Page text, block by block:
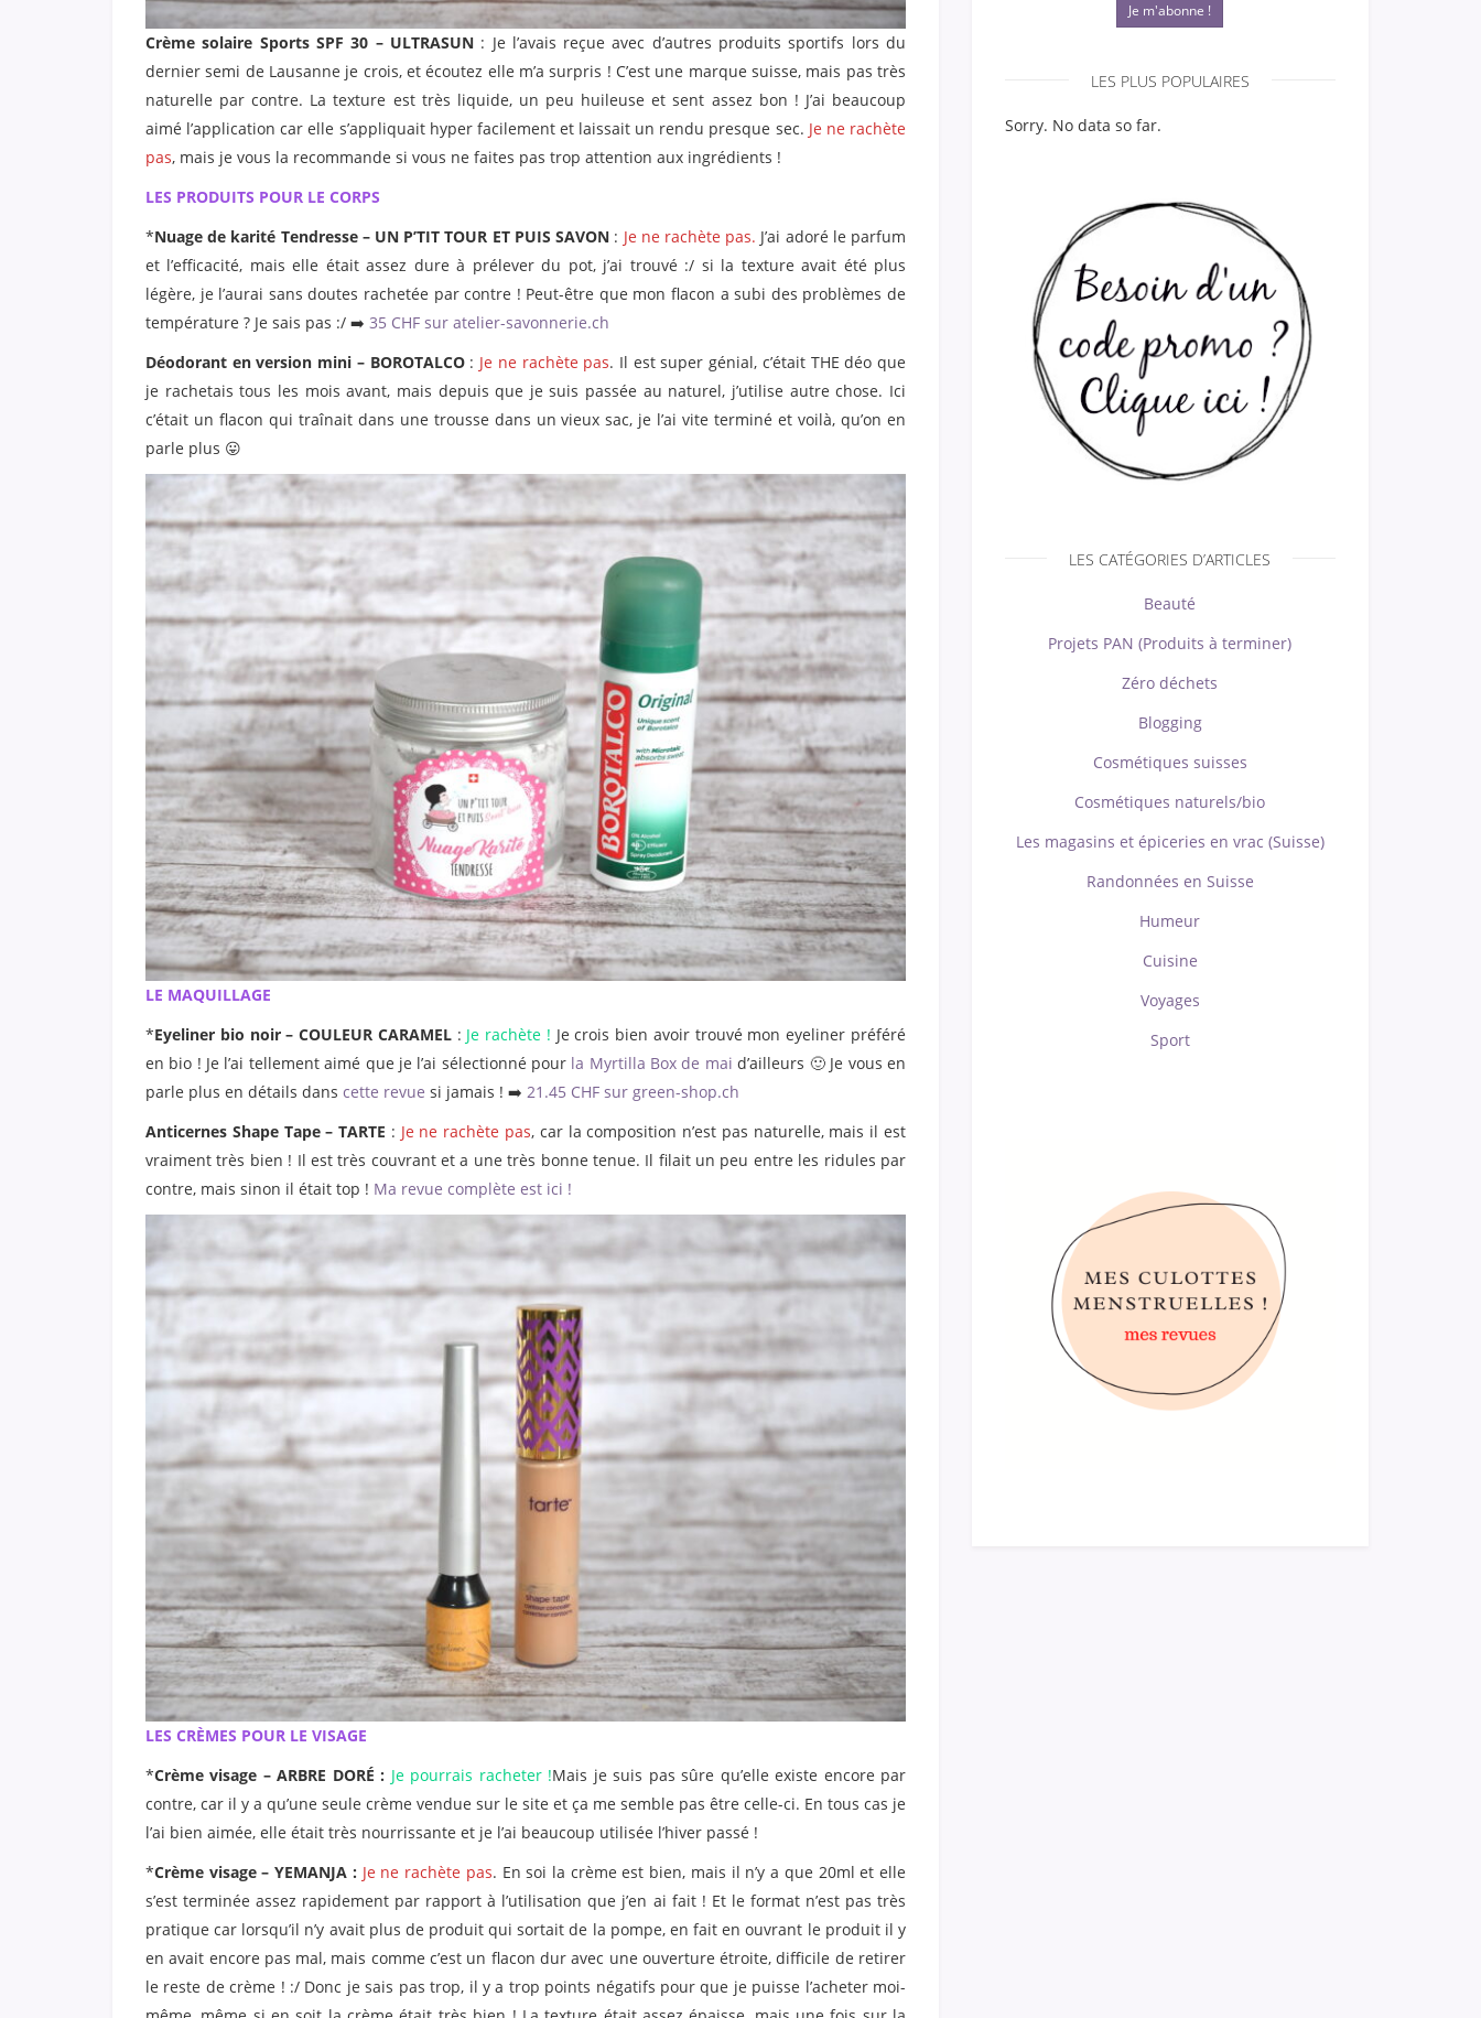
Crème solaire Sports SPF 30 – ULTRASUN: Je l’avais reçue avec d’autres produits sportifs lors du
dernier semi de Lausanne je crois, et écoutez elle m’a surpris ! C’est une marque suisse, mais pas très
naturelle par contre. La texture est très liquide, un peu huileuse et sent assez bon ! J’ai beaucoup
aimé l’application car elle s’appliquait hyper facilement et laissait un rendu presque sec. Je ne rachète
pas, mais je vous la recommande si vous ne faites pas trop attention aux ingrédients !
LES PRODUITS POUR LE CORPS
*Nuage de karité Tendresse – UN P’TIT TOUR ET PUIS SAVON : Je ne rachète pas. J’ai adoré le parfum
et l’efficacité, mais elle était assez dure à prélever du pot, j’ai trouvé :/ si la texture avait été plus
légère, je l’aurai sans doutes rachetée par contre ! Peut-être que mon flacon a subi des problèmes de
température ? Je sais pas :/ ➡️ 35 CHF sur atelier-savonnerie.ch
Déodorant en version mini – BOROTALCO : Je ne rachète pas. Il est super génial, c’était THE déo que
je rachetais tous les mois avant, mais depuis que je suis passée au naturel, j’utilise autre chose. Ici
c’était un flacon qui traînait dans une trousse dans un vieux sac, je l’ai vite terminé et voilà, qu’on en
parle plus 😛
LE MAQUILLAGE
*Eyeliner bio noir – COULEUR CARAMEL: Je rachète ! Je crois bien avoir trouvé mon eyeliner préféré
en bio ! Je l’ai tellement aimé que je l’ai sélectionné pour la Myrtilla Box de mai d’ailleurs 🙂 Je vous en
parle plus en détails dans cette revue si jamais ! ➡️ 21.45 CHF sur green-shop.ch
Anticernes Shape Tape – TARTE : Je ne rachète pas, car la composition n’est pas naturelle, mais il est
vraiment très bien ! Il est très couvrant et a une très bonne tenue. Il filait un peu entre les ridules par
contre, mais sinon il était top ! Ma revue complète est ici !
LES CRÈMES POUR LE VISAGE
*Crème visage – ARBRE DORÉ : Je pourrais racheter !Mais je suis pas sûre qu’elle existe encore par
contre, car il y a qu’une seule crème vendue sur le site et ça me semble pas être celle-ci. En tous cas je
l’ai bien aimée, elle était très nourrissante et je l’ai beaucoup utilisée l’hiver passé !
*Crème visage – YEMANJA : Je ne rachète pas. En soi la crème est bien, mais il n’y a que 20ml et elle
s’est terminée assez rapidement par rapport à l’utilisation que j’en ai fait ! Et le format n’est pas très
pratique car lorsqu’il n’y avait plus de produit qui sortait de la pompe, en fait en ouvrant le produit il y
en avait encore pas mal, mais comme c’est un flacon dur avec une ouverture étroite, difficile de retirer
le reste de crème ! :/ Donc je sais pas trop, il y a trop points négatifs pour que je puisse l’acheter moi-
Je m'abonne !
LES PLUS POPULAIRES
Sorry. No data so far.
LES CATÉGORIES D’ARTICLES
Beauté
Projets PAN (Produits à terminer)
Zéro déchets
Blogging
Cosmétiques suisses
Cosmétiques naturels/bio
Les magasins et épiceries en vrac (Suisse)
Randonnées en Suisse
Humeur
Cuisine
Voyages
Sport